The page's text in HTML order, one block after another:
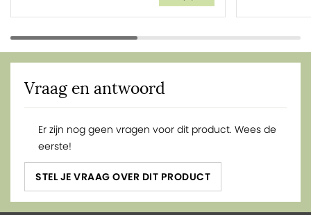
Vraag en antwoord
Er zijn nog geen vragen voor dit product. Wees de
eerste!
STEL JE VRAAG OVER DIT PRODUCT